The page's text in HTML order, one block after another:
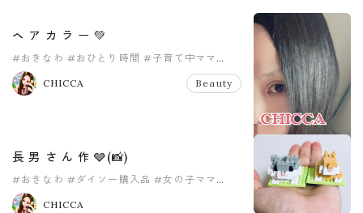
ヘ ア カ ラ ー 💚
#おきなわ #おひとり時間 #子育て中ママ
#息抜き
CHICCA
Beauty
長 男 さ ん 作 🩶(📸)
#おきなわ #ダイソー購入品 #女の子ママ
#子育て中ママ
CHICCA